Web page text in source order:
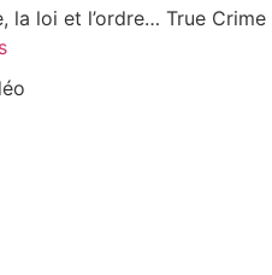
la loi et l’ordre… True Crime